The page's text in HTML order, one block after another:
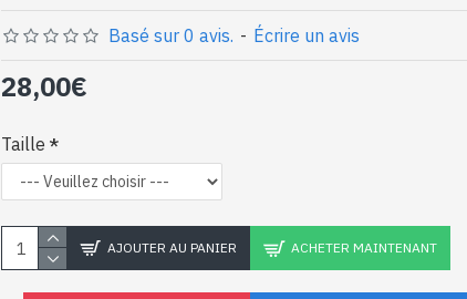
-Livrée avec un petit sac artisanal
Bague indienne argent et Grenat naturel
en forme de coeur (BG-GR-19)
Basé sur 0 avis. - Écrire un avis
28,00€
Taille
AJOUTER AU PANIER ACHETER MAINTENANT